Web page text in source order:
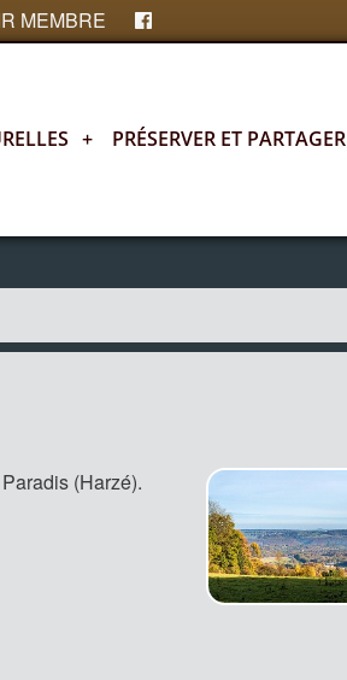
MEMBRE
+ PRÉSERVER ET PARTAGER
(Harzé).